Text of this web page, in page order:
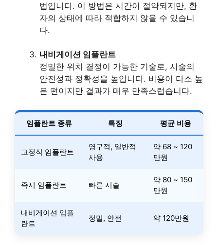
법입니다. 이 방법은 시간이 절약되지만, 환
자의 상태에 따라 적합하지 않을 수 있습니
다.
내비게이션 임플란트
정밀한 위치 결정이 가능한 기술로, 시술의
안전성과 정확성을 높입니다. 비용이 다소 높
은 편이지만 결과가 매우 만족스럽습니다.
임플란트 종류 특징 평균 비용
고정식 임플란트
영구적, 일반적
사용
약 68 ~ 120
만원
즉시 임플란트 빠른 시술
약 80 ~ 150
만원
내비게이션 임플
란트
정밀, 안전 약 120만원